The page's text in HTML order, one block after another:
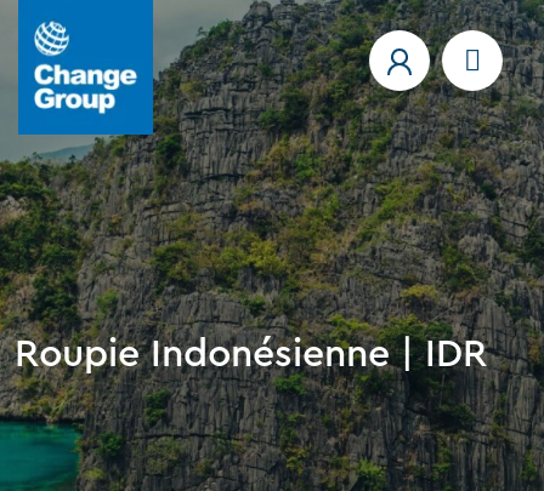
Roupie Indonésienne | IDR